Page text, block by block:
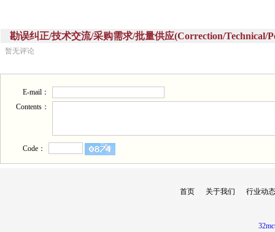
勘误纠正/技术交流/采购需求/批量供应(Correction/Technical/
暂无评论
E-mail：
Contents：
Code：
首页 关于我们 行业动态